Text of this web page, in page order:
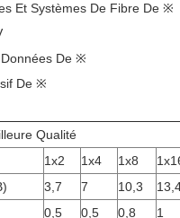
Et Systèmes De Fibre De ※
De ※
De ※
Qualité
1x2 1x4 1x8
3,7 7 10,3
0,5 0,5 0,8 1